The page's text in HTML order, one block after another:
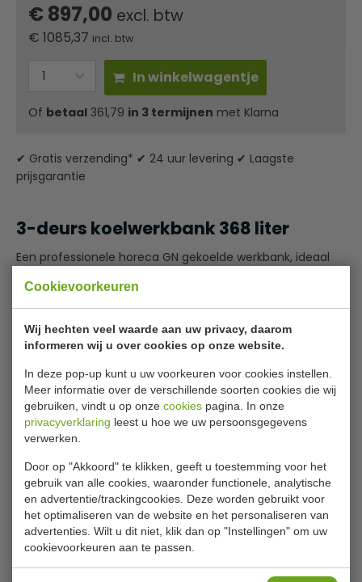
Cookievoorkeuren
Wij hechten veel waarde aan uw privacy, daarom
informeren wij u over cookies op onze website.
In deze pop-up kunt u uw voorkeuren voor cookies instellen.
Meer informatie over de verschillende soorten cookies die wij
gebruiken, vindt u op onze cookies pagina. In onze
privacyverklaring leest u hoe we uw persoonsgegevens
verwerken.
Door op "Akkoord" te klikken, geeft u toestemming voor het
gebruik van alle cookies, waaronder functionele, analytische
en advertentie/trackingcookies. Deze worden gebruikt voor
het optimaliseren van de website en het personaliseren van
advertenties. Wilt u dit niet, klik dan op "Instellingen" om uw
cookievoorkeuren aan te passen.
€ 897,00 excl. btw
€ 1085,37 incl. btw
In winkelwagentje
Of betaal 361,79 in 3 termijnen met Klarna
✔ Gratis verzending* ✔ 24 uur levering ✔ Laagste
prijsgarantie
3-deurs koelwerkbank 368 liter
Een professionele horeca GN gekoelde werkbank, ideaal
gebruiksvriendelijke bediening met digitaal display, een
eenvoudig te reinigen werkblad, automatische ontdooiing
en geventileerde koeling. Wordt geleverd met 3
verstelbare roosters en 3 bodemroosters. RVS uitvoering.
ruimte in beslag neemt. De maximale
omgevingstemperatuur mag 32°C bedragen.
Gastronorm bakken worden apart verkocht.
3 verstelbare schappen en 3 bodemroosters
Gebruiksvriendelijke bediening met digitaal display
Temperatuur wordt altijd weergegeven
Met onderin geplaatst compressor voor
ruimtebesparing
Eenvoudig te reinigen werkoppervlak
Lees meer
Handleiding
Specificatieblad
Diagram
Gebruiksaanwijzing
Specificaties